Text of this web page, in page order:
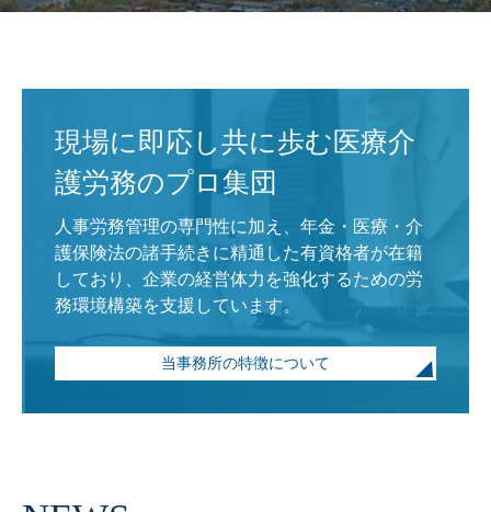
現場に即応し共に歩む医療介
護労務のプロ集団
人事労務管理の専門性に加え、年金・医療・介
護保険法の諸手続きに精通した有資格者が在籍
しており、企業の経営体力を強化するための労
務環境構築を支援しています。
当事務所の特徴について